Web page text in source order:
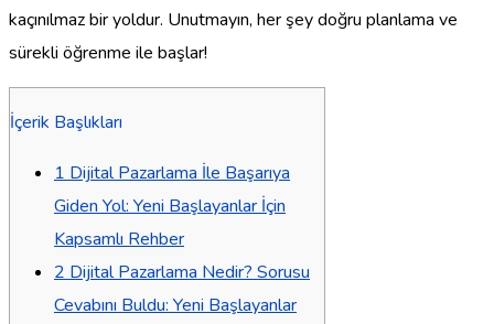
kaçınılmaz bir yoldur. Unutmayın, her şey doğru planlama ve
sürekli öğrenme ile başlar!
İçerik Başlıkları
1 Dijital Pazarlama İle Başarıya
Giden Yol: Yeni Başlayanlar İçin
Kapsamlı Rehber
2 Dijital Pazarlama Nedir? Sorusu
Cevabını Buldu: Yeni Başlayanlar